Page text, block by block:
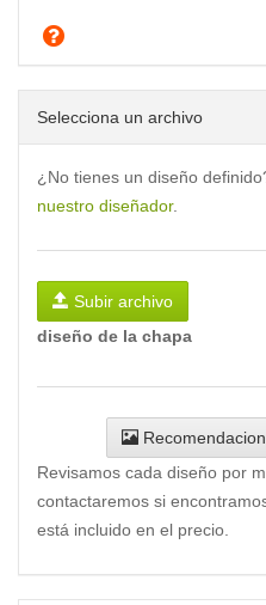
Selecciona un archivo
¿No tienes un diseño
nuestro diseñador.
Subir archivo
diseño de la chapa
Revisamos cada diseño por
contactaremos si
está incluido en el precio.